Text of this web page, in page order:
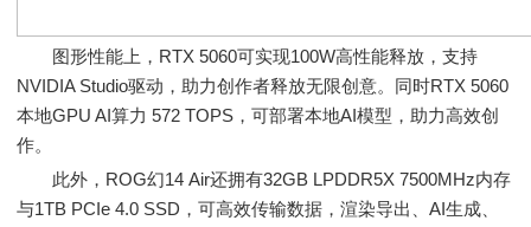
图形性能上，RTX 5060可实现100W高性能释放，支持
NVIDIA Studio驱动，助力创作者释放无限创意。同时RTX 5060
本地GPU AI算力 572 TOPS，可部署本地AI模型，助力高效创
作。
此外，ROG幻14 Air还拥有32GB LPDDR5X 7500MHz内存
与1TB PCIe 4.0 SSD，可高效传输数据，渲染导出、AI生成、